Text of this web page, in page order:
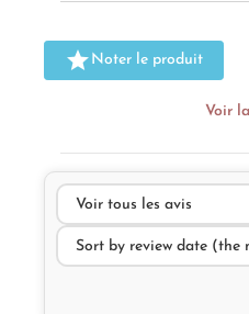
 Noter le produit
Voir